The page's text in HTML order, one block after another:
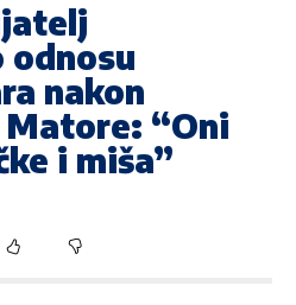
nakon
“Oni
i miša”